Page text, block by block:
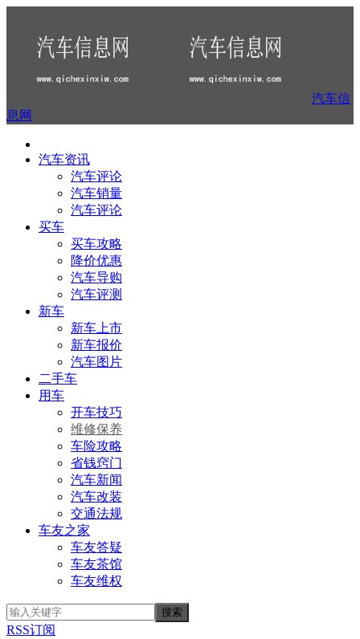
汽车信
息网
汽车资讯
汽车评论
汽车销量
汽车评论
买车
买车攻略
降价优惠
汽车导购
汽车评测
新车
新车上市
新车报价
汽车图片
二手车
用车
开车技巧
维修保养
车险攻略
省钱窍门
汽车新闻
汽车改装
交通法规
车友之家
车友答疑
车友茶馆
车友维权
RSS订阅